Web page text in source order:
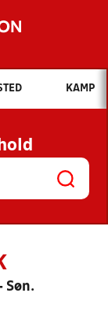
du søge efter?
NYHEDER
OG
KAMP
Søn.